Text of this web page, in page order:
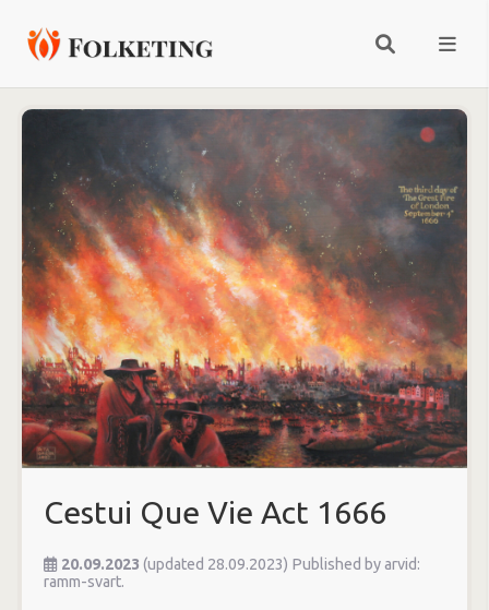
Cestui Que Vie Act 1666
20.09.2023 (updated 28.09.2023) Published byarvid:
ramm-svart.